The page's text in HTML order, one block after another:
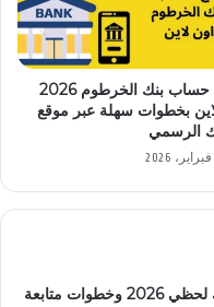
فتح حساب بنك الخرطوم 2026
بخطوات سهلة عبر موقع
الرسمي
رابط منظومة راتبك لحظي 2026 وخطوات متابعة